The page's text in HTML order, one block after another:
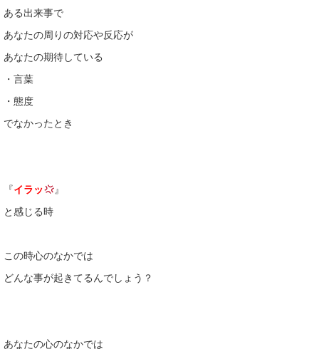
ある出来事で
あなたの周りの対応や反応が
あなたの期待している
・言葉
・態度
でなかったとき
『イラッ
』
と感じる時
この時心のなかでは
どんな事が起きてるんでしょう？
あなたの心のなかでは